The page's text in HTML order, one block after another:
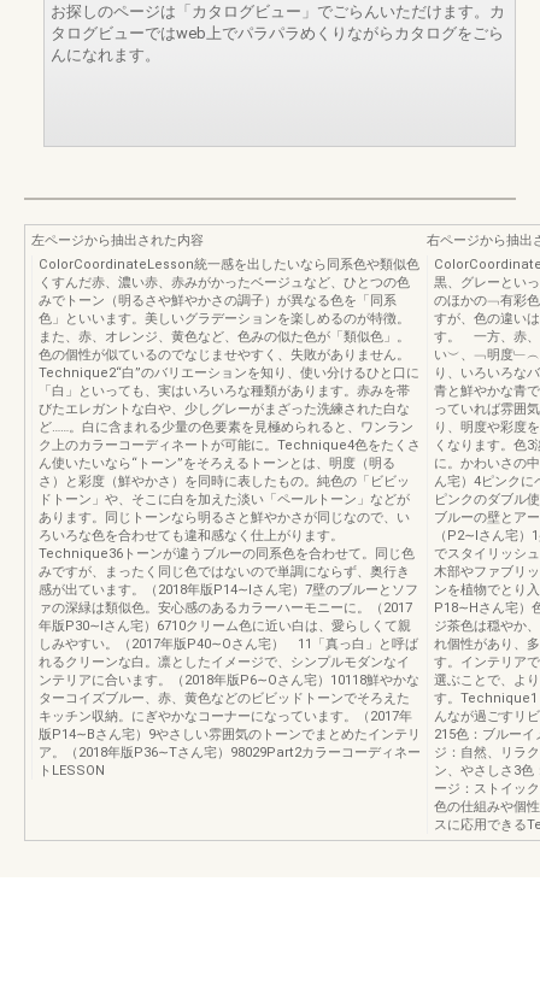
お探しのページは「カタログビュー」でごらんいただけます。カ
タログビューではweb上でパラパラめくりながらカタログをごら
んになれます。
左ページから抽出された内容
ColorCoordinateLesson統一感を出したいなら同系色や類似色
くすんだ赤、濃い赤、赤みがかったベージュなど、ひとつの色
みでトーン（明るさや鮮やかさの調子）が異なる色を「同系
色」といいます。美しいグラデーションを楽しめるのが特徴。
また、赤、オレンジ、黄色など、色みの似た色が「類似色」。
色の個性が似ているのでなじませやすく、失敗がありません。
Technique2“白”のバリエーションを知り、使い分けるひと口に
「白」といっても、実はいろいろな種類があります。赤みを帯
びたエレガントな白や、少しグレーがまざった洗練された白な
ど……。白に含まれる少量の色要素を見極められると、ワンラン
ク上のカラーコーディネートが可能に。Technique4色をたくさ
ん使いたいなら“トーン”をそろえるトーンとは、明度（明る
さ）と彩度（鮮やかさ）を同時に表したもの。純色の「ビビッ
ドトーン」や、そこに白を加えた淡い「ペールトーン」などが
あります。同じトーンなら明るさと鮮やかさが同じなので、い
ろいろな色を合わせても違和感なく仕上がります。
Technique36トーンが違うブルーの同系色を合わせて。同じ色
みですが、まったく同じ色ではないので単調にならず、奥行き
感が出ています。（2018年版P14∼Iさん宅）7壁のブルーとソフ
ァの深緑は類似色。安心感のあるカラーハーモニーに。（2017
年版P30∼Iさん宅）6710クリーム色に近い白は、愛らしくて親
しみやすい。（2017年版P40∼Oさん宅） 11「真っ白」と呼ば
れるクリーンな白。凛としたイメージで、シンプルモダンなイ
ンテリアに合います。（2018年版P6∼Oさん宅）10118鮮やかな
ターコイズブルー、赤、黄色などのビビッドトーンでそろえた
キッチン収納。にぎやかなコーナーになっています。（2017年
版P14∼Bさん宅）9やさしい雰囲気のトーンでまとめたインテリ
ア。（2018年版P36∼Tさん宅）98029Part2カラーコーディネー
トLESSON
右ページから抽出
黒、グレーとい
のほかの﹁有彩
すが、色の違い
す。 一方、赤、
い︶、﹁明度
り、いろいろな
青と鮮やかな青
っていれば雰囲
り、明度や彩度
くなります。色
に。かわいさの
ん宅）4ピンクに
ピンクのダブル
ブルーの壁とア
（P2∼Iさん宅）
でスタイリッシ
木部やファブリ
ンを植物でとり
P18∼Hさん宅）
ジ茶色は穏やか
れ個性があり、
す。インテリア
選ぶことで、よ
す。Technique1
んなが過ごすリ
215色：ブルー
ジ：自然、リラ
ン、やさしさ3色
ージ：ストイッ
色の仕組みや個
スに応用できる